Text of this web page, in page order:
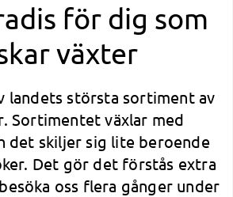
för dig som
växter
landets största sortiment av
Sortimentet växlar med
det skiljer sig lite beroende
Det gör det förstås extra
oss flera gånger under